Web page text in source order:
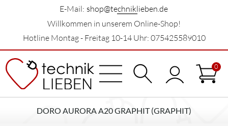
E-Mail: shop@techniklieben.de
Willkommen in unserem Online-Shop!
Hotline Montag - Freitag 10-14 Uhr: 075425589010
0
DORO AURORA A20 GRAPHIT (GRAPHIT)